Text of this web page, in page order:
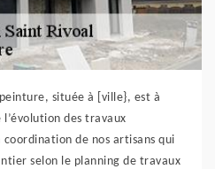
située à [ville}, est à
des travaux
coordination de nos artisans qui
selon le planning de travaux